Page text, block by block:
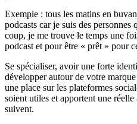
Exemple : tous les matins en
podcasts car je suis des
coup, je me trouve le temps une
podcast et pour être « prêt » pour
Se spécialiser, avoir une forte
développer autour de votre
une place sur les plateformes
soient utiles et apportent une
suivent.